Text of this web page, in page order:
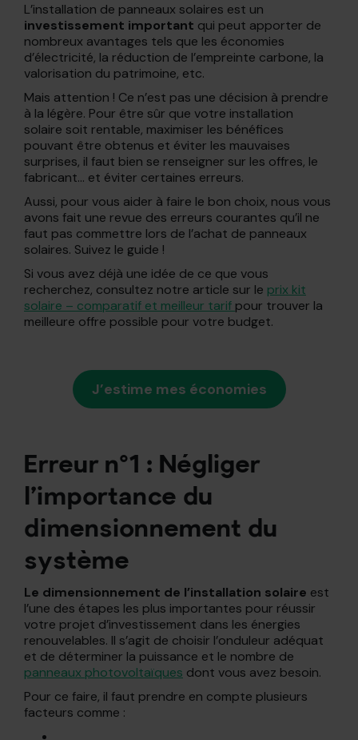
L’installation de panneaux solaires est un
investissement important qui peut apporter de
nombreux avantages tels que les économies
d’électricité, la réduction de l’empreinte carbone, la
valorisation du patrimoine, etc.
Mais attention ! Ce n’est pas une décision à prendre
à la légère. Pour être sûr que votre installation
solaire soit rentable, maximiser les bénéfices
pouvant être obtenus et éviter les mauvaises
surprises, il faut bien se renseigner sur les offres, le
fabricant… et éviter certaines erreurs.
Aussi, pour vous aider à faire le bon choix, nous vous
avons fait une revue des erreurs courantes qu’il ne
faut pas commettre lors de l’achat de panneaux
solaires. Suivez le guide !
Si vous avez déjà une idée de ce que vous
recherchez, consultez notre article sur le prix kit
solaire – comparatif et meilleur tarif pour trouver la
meilleure offre possible pour votre budget.
J’estime mes économies
Erreur n°1 : Négliger
l’importance du
dimensionnement du
système
Le dimensionnement de l’installation solaire est
l’une des étapes les plus importantes pour réussir
votre projet d’investissement dans les énergies
renouvelables. Il s’agit de choisir l’onduleur adéquat
et de déterminer la puissance et le nombre de
panneaux photovoltaïques dont vous avez besoin.
Pour ce faire, il faut prendre en compte plusieurs
facteurs comme :